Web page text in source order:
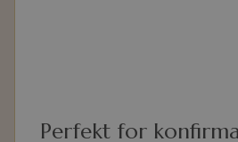
Perfekt for